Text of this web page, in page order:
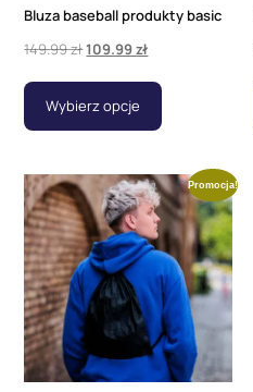
Bluza baseball produkty basic
149.99zł109.99zł
Wybierz opcje
Promocja!